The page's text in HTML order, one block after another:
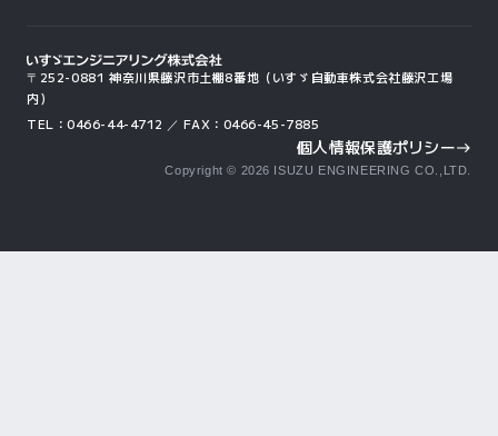
〒252-0881 神奈川県藤沢市土棚8番地 （いすゞ自動車株式会社藤沢工場
内）
TEL：0466-44-4712 ／ FAX：0466-45-7885
個人情報保護ポリシーeast
Copyright © 2026 ISUZU ENGINEERING CO.,LTD.